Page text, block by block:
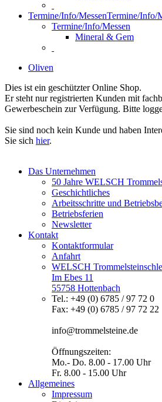
Termine/Info/MessenTermine/Info/
Termine/Info/Messen
Mineral & Gem
Oliven
Dies ist ein geschützter Online Shop.
Er steht nur registrierten Kunden mit
Gewerbeschein zur Verfügung. Bitte
Sie sind noch kein Kunde und haben
Sie sich hier.
Das Unternehmen
50 Jahre WELSCH
Geschichtliches
Arbeitsschritte und
Betriebsferien
Newsletter
Kontakt
Kontaktformular
Anfahrt
WELSCH
Im Ebes 11
55758 Hottenbach
Tel.: +49 (0) 6785 / 97 72 0
Fax: +49 (0) 6785 / 97 72 22
info@trommelsteine.de
Öffnungszeiten:
Mo.- Do. 8.00 - 17.00 Uhr
Fr. 8.00 - 15.00 Uhr
Allgemeines
Impressum